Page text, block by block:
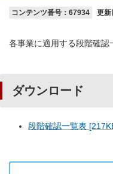
コンテンツ番号：67934 更新
各事業に適用する段階確認
ダウンロード
段階確認一覧表